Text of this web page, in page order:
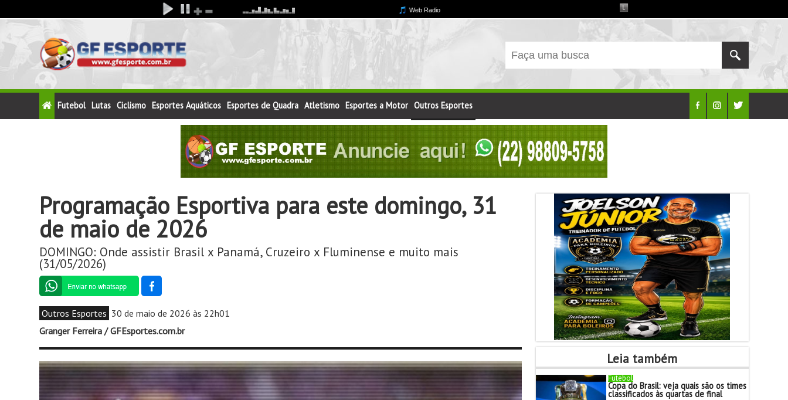
Futebol Lutas Ciclismo Esportes Aquáticos Esportes de Quadra Atletismo Esportes a Motor Outros Esportes
Programação Esportiva para este domingo, 31
de maio de 2026
DOMINGO: Onde assistir Brasil x Panamá, Cruzeiro x Fluminense e muito mais
(31/05/2026)
Outros Esportes 30 de maio de 2026 às 22h01
Granger Ferreira / GFEsportes.com.br
Leia também
Futebol
Copa do Brasil: veja quais são os times
classificados às quartas de final